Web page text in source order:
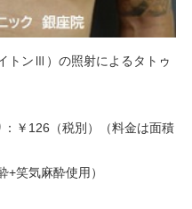
トンⅢ）の照射によるタトゥ
￥126（税別）（料金は面積
笑気麻酔使用）